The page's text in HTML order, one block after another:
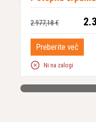
2.977,18 €
Preberite več
Ni na zalogi